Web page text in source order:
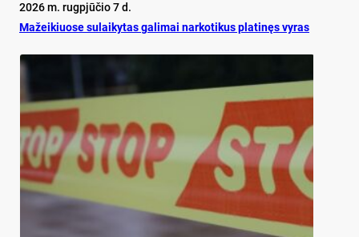
2026 m. rugpjūčio 7 d.
Mažeikiuose sulaikytas galimai narkotikus platinęs vyras